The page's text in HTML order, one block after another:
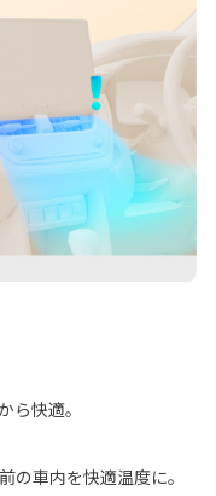
ら快適。
の車内を快適温度に。